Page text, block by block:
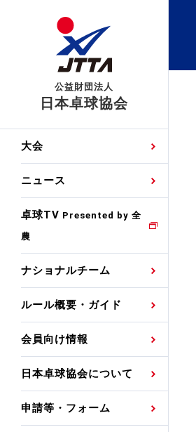
公益財団法人
日本卓球協会
大会
ニュース
卓球TV Presented by 全
農
ナショナルチーム
ルール概要・ガイド
会員向け情報
日本卓球協会について
申請等・フォーム